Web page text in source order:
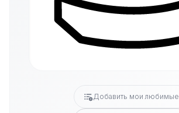
Добавить мои любимые